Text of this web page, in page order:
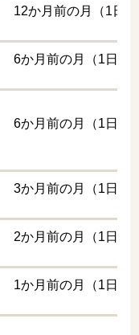
12か月前の月（1日
6か月前の月（1日）
6か月前の月（1日）
3か月前の月（1日）
2か月前の月（1日）
1か月前の月（1日）